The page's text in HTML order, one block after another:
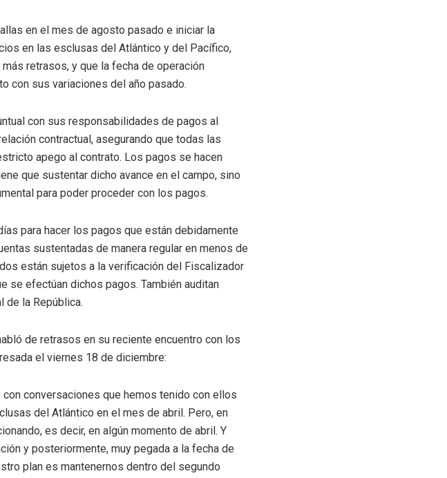
en el mes de agosto pasado e iniciar la
en las esclusas del Atlántico y del Pacífico,
retrasos, y que la fecha de operación
con sus variaciones del año pasado.
con sus responsabilidades de pagos al
contractual, asegurando que todas las
apego al contrato. Los pagos se hacen
que sustentar dicho avance en el campo, sino
para poder proceder con los pagos.
para hacer los pagos que están debidamente
sustentadas de manera regular en menos de
están sujetos a la verificación del Fiscalizador
se efectúan dichos pagos. También auditan
de la República.
de retrasos en su reciente encuentro con los
el viernes 18 de diciembre:
conversaciones que hemos tenido con ellos
del Atlántico en el mes de abril. Pero, en
es decir, en algún momento de abril. Y
y posteriormente, muy pegada a la fecha de
plan es mantenernos dentro del segundo